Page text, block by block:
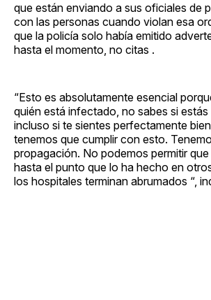
que están enviando a sus oficiales de
con las personas cuando violan esa
que la policía solo había emitido
hasta el momento, no citas .
“Esto es absolutamente esencial
quién está infectado, no sabes si
incluso si te sientes perfectamente
tenemos que cumplir con esto.
propagación. No podemos permitir
hasta el punto que lo ha hecho en
los hospitales terminan abrumados “,